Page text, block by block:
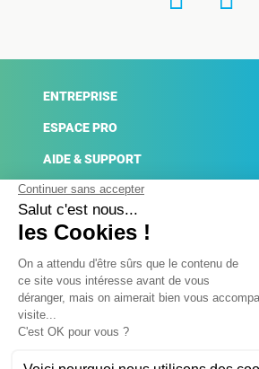
ENTREPRISE
ESPACE PRO
AIDE & SUPPORT
ACTUALITÉS
Mentions légales